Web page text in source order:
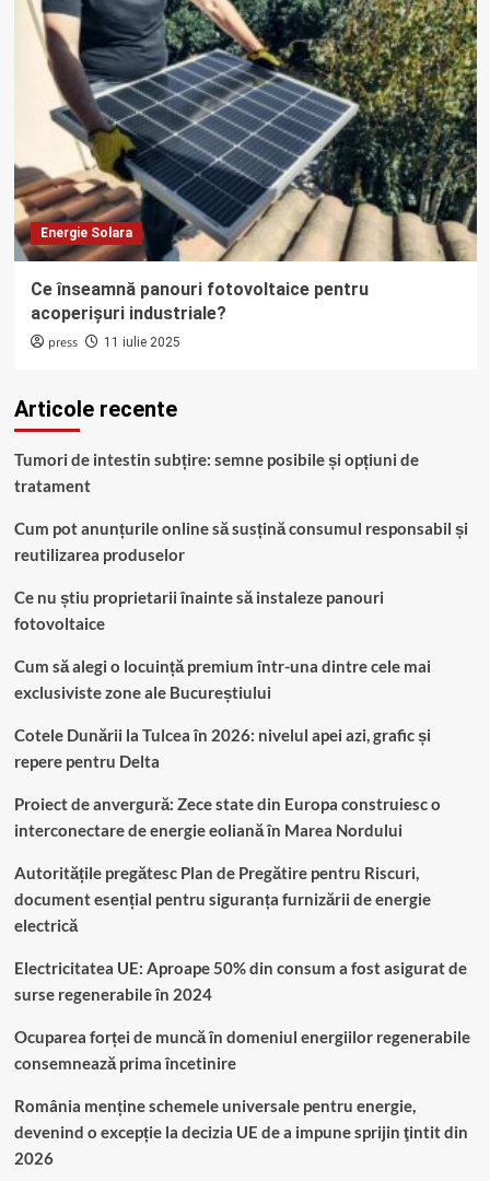
Energie Solara
Ce înseamnă panouri fotovoltaice pentru
acoperișuri industriale?
press 11 iulie 2025
Articole recente
Tumori de intestin subțire: semne posibile și opțiuni de
tratament
Cum pot anunțurile online să susțină consumul responsabil și
reutilizarea produselor
Ce nu știu proprietarii înainte să instaleze panouri
fotovoltaice
Cum să alegi o locuință premium într-una dintre cele mai
exclusiviste zone ale Bucureștiului
Cotele Dunării la Tulcea în 2026: nivelul apei azi, grafic și
repere pentru Delta
Proiect de anvergură: Zece state din Europa construiesc o
interconectare de energie eoliană în Marea Nordului
Autoritățile pregătesc Plan de Pregătire pentru Riscuri,
document esențial pentru siguranța furnizării de energie
electrică
Electricitatea UE: Aproape 50% din consum a fost asigurat de
surse regenerabile în 2024
Ocuparea forței de muncă în domeniul energiilor regenerabile
consemnează prima încetinire
România menține schemele universale pentru energie,
devenind o excepție la decizia UE de a impune sprijin ţintit din
2026